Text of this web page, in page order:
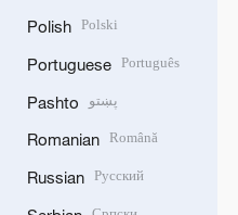
Polish Polski
Portuguese Português
Pashto پښتو
Romanian Română
Russian Русский